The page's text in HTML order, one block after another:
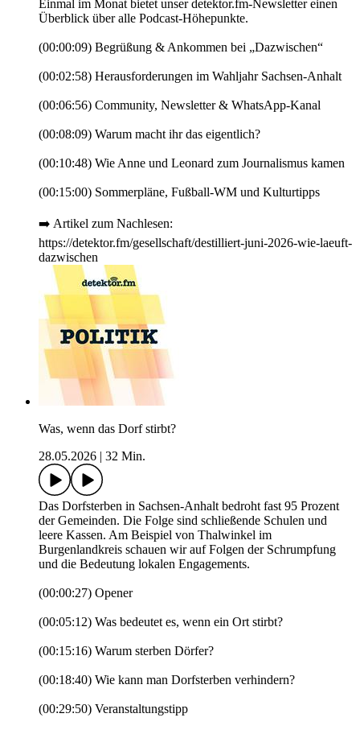
Einmal im Monat bietet unser detektor.fm-Newsletter einen
Überblick über alle Podcast-Höhepunkte.
(00:00:09) Begrüßung & Ankommen bei „Dazwischen“
(00:02:58) Herausforderungen im Wahljahr Sachsen-Anhalt
(00:06:56) Community, Newsletter & WhatsApp-Kanal
(00:08:09) Warum macht ihr das eigentlich?
(00:10:48) Wie Anne und Leonard zum Journalismus kamen
(00:15:00) Sommerpläne, Fußball-WM und Kulturtipps
➡️ Artikel zum Nachlesen:
https://detektor.fm/gesellschaft/destilliert-juni-2026-wie-laeuft-
dazwischen
Was, wenn das Dorf stirbt?
28.05.2026
32 Min.
Das Dorfsterben in Sachsen-Anhalt bedroht fast 95 Prozent
der Gemeinden. Die Folge sind schließende Schulen und
leere Kassen. Am Beispiel von Thalwinkel im
Burgenlandkreis schauen wir auf Folgen der Schrumpfung
und die Bedeutung lokalen Engagements.
(00:00:27) Opener
(00:05:12) Was bedeutet es, wenn ein Ort stirbt?
(00:15:16) Warum sterben Dörfer?
(00:18:40) Wie kann man Dorfsterben verhindern?
(00:29:50) Veranstaltungstipp